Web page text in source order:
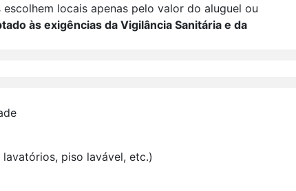
locais apenas pelo valor do aluguel ou
às exigências da Vigilância Sanitária e da
piso lavável, etc.)